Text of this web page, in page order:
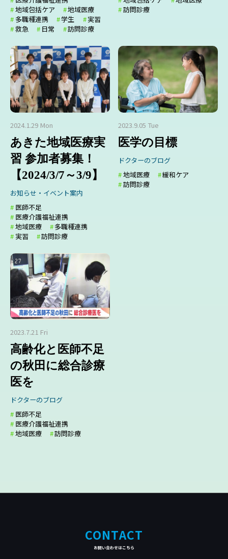
地域包括ケア
地域医療
多職種連携
学生
実習
救急
日常 訪問診療
訪問診療
2024.1.29 Mon
あきた地域医療実
習 参加者募集！
【2024/3/7～3/9】
お知らせ・イベント案内
医師不足
医療介護福祉連携
地域医療
多職種連携
実習
訪問診療
2023.9.05 Tue
医学の目標
ドクターのブログ
地域医療
緩和ケア
訪問診療
2023.7.21 Fri
高齢化と医師不足
の秋田に総合診療
医を
ドクターのブログ
医師不足
医療介護福祉連携
地域医療
訪問診療
CONTACT
お問い合わせはこちら